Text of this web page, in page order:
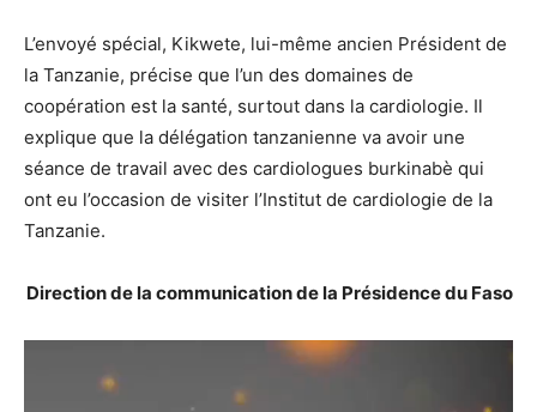
L’envoyé spécial, Kikwete, lui-même ancien Président de
la Tanzanie, précise que l’un des domaines de
coopération est la santé, surtout dans la cardiologie. Il
explique que la délégation tanzanienne va avoir une
séance de travail avec des cardiologues burkinabè qui
ont eu l’occasion de visiter l’Institut de cardiologie de la
Tanzanie.
Direction de la communication de la Présidence du Faso
Lecteur